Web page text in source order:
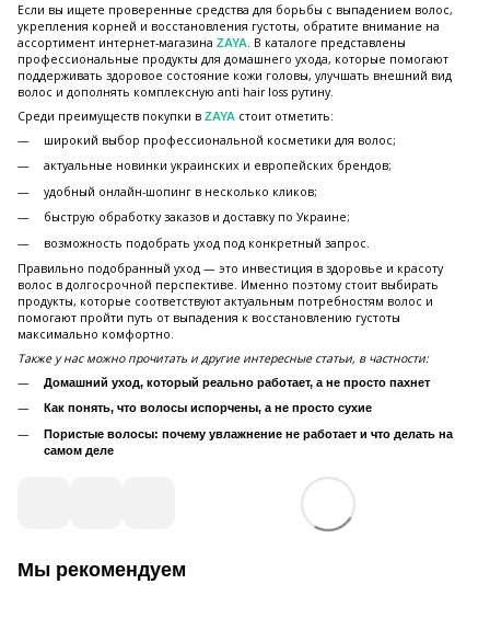
Если вы ищете проверенные средства для борьбы с выпадением волос,
укрепления корней и восстановления густоты, обратите внимание на
ассортимент интернет-магазина ZAYA. В каталоге представлены
профессиональные продукты для домашнего ухода, которые помогают
поддерживать здоровое состояние кожи головы, улучшать внешний вид
волос и дополнять комплексную anti hair loss рутину.
Среди преимуществ покупки в ZAYA стоит отметить:
широкий выбор профессиональной косметики для волос;
актуальные новинки украинских и европейских брендов;
удобный онлайн-шопинг в несколько кликов;
быструю обработку заказов и доставку по Украине;
возможность подобрать уход под конкретный запрос.
Правильно подобранный уход — это инвестиция в здоровье и красоту
волос в долгосрочной перспективе. Именно поэтому стоит выбирать
продукты, которые соответствуют актуальным потребностям волос и
помогают пройти путь от выпадения к восстановлению густоты
максимально комфортно.
Также у нас можно прочитать и другие интересные статьи, в частности:
Домашний уход, который реально работает, а не просто пахнет
Как понять, что волосы испорчены, а не просто сухие
Пористые волосы: почему увлажнение не работает и что делать на
самом деле
Мы рекомендуем